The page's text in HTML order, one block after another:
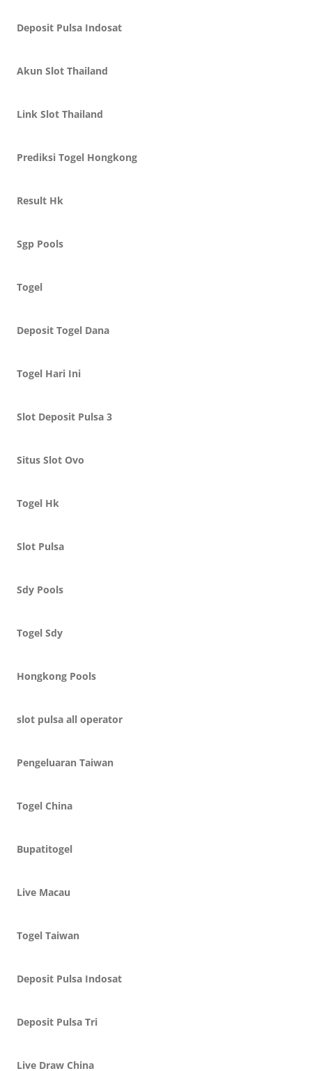
Deposit Pulsa Indosat
Akun Slot Thailand
Link Slot Thailand
Prediksi Togel Hongkong
Result Hk
Sgp Pools
Togel
Deposit Togel Dana
Togel Hari Ini
Slot Deposit Pulsa 3
Situs Slot Ovo
Togel Hk
Slot Pulsa
Sdy Pools
Togel Sdy
Hongkong Pools
slot pulsa all operator
Pengeluaran Taiwan
Togel China
Bupatitogel
Live Macau
Togel Taiwan
Deposit Pulsa Indosat
Deposit Pulsa Tri
Live Draw China